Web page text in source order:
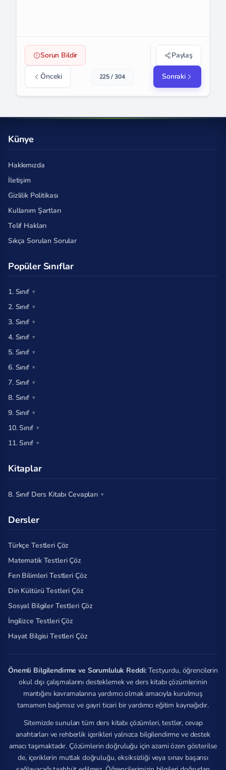
Sorun Bildir Paylaş
Önceki 225 / 304 Sonraki
Künye
Hakkımızda
İletişim
Gizlilik Politikası
Kullanım Şartları
Telif Hakları
Sıkça Sorulan Sorular
Popüler Sınıflar
1. Sınıf
2. Sınıf
3. Sınıf
4. Sınıf
5. Sınıf
6. Sınıf
7. Sınıf
8. Sınıf
9. Sınıf
10. Sınıf
11. Sınıf
Kitaplar
8. Sınıf Ders Kitabı Cevapları
Dersler
Türkçe Testleri Çöz
Matematik Testleri Çöz
Fen Bilimleri Testleri Çöz
Din Kültürü Testleri Çöz
Sosyal Bilgiler Testleri Çöz
İngilizce Testleri Çöz
Hayat Bilgisi Testleri Çöz
Önemli Bilgilendirme ve Sorumluluk Reddi: Testyurdu, öğrencilerin
okul dışı çalışmalarını desteklemek ve ders kitabı çözümlerinin
mantığını kavramalarına yardımcı olmak amacıyla kurulmuş
tamamen bağımsız ve gayri ticari bir yardımcı eğitim kaynağıdır.
Sitemizde sunulan tüm ders kitabı çözümleri, testler, cevap
anahtarları ve rehberlik içerikleri yalnızca bilgilendirme ve destek
amacı taşımaktadır. Çözümlerin doğruluğu için azami özen gösterilse
de, içeriklerin mutlak doğruluğu, eksiksizliği veya sınav başarısı